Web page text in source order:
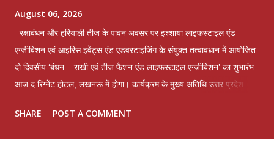
August 06, 2026
रक्षाबंधन और हरियाली तीज के पावन अवसर पर इश्शाया लाइफस्टाइल एंड
एग्जीबिशन एवं आइरिस इवेंट्स एंड एडवरटाइजिंग के संयुक्त तत्वावधान में आयोजित
दो दिवसीय ‘बंधन – राखी एवं तीज फैशन एंड लाइफस्टाइल एग्जीबिशन’ का शुभारंभ
आज द रिग्नेंट होटल, लखनऊ में होगा। कार्यक्रम के मुख्य अतिथि उत्तर प्रदेश
एवं 7 अगस्त को प्रतिदिन प्रातः 10 बजे से रात्रि 9 बजे तक किया जाएगा।
SHARE POST A COMMENT